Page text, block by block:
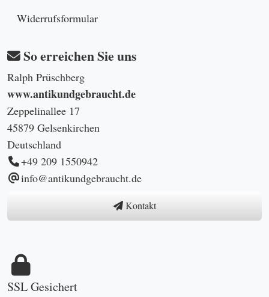
Widerrufsformular
So erreichen Sie uns
Ralph Prüschberg
www.antikundgebraucht.de
Zeppelinallee 17
45879 Gelsenkirchen
Deutschland
+49 209 1550942
info@antikundgebraucht.de
Kontakt
SSL Gesichert